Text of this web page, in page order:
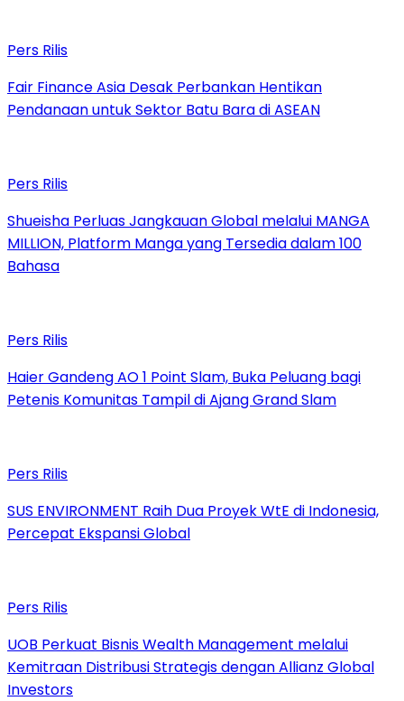
Pers Rilis
Fair Finance Asia Desak Perbankan Hentikan
Pendanaan untuk Sektor Batu Bara di ASEAN
Pers Rilis
Shueisha Perluas Jangkauan Global melalui MANGA
MILLION, Platform Manga yang Tersedia dalam 100
Bahasa
Pers Rilis
Haier Gandeng AO 1 Point Slam, Buka Peluang bagi
Petenis Komunitas Tampil di Ajang Grand Slam
Pers Rilis
SUS ENVIRONMENT Raih Dua Proyek WtE di Indonesia,
Percepat Ekspansi Global
Pers Rilis
UOB Perkuat Bisnis Wealth Management melalui
Kemitraan Distribusi Strategis dengan Allianz Global
Investors